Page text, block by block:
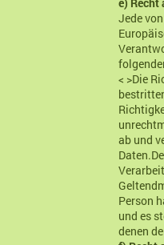
Jede
< >Die
ab und
Daten.
Person
und es
denen